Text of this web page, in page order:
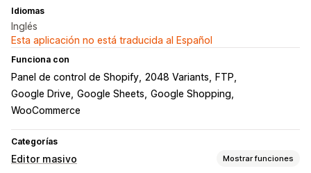
Idiomas
Inglés
Esta aplicación no está traducida al Español
Funciona con
Panel de control de Shopify 2048 Variants
FTP
Google Drive Google Sheets Google Shopping
WooCommerce
Categorías
Editor masivo Mostrar funciones